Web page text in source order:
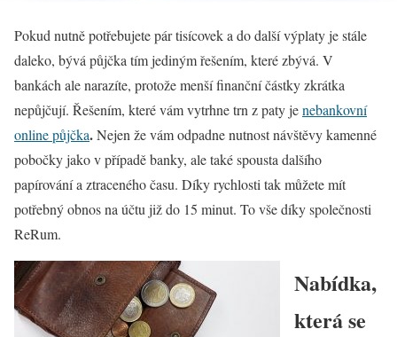
Pokud nutně potřebujete pár tisícovek a do další výplaty je stále
daleko, bývá půjčka tím jediným řešením, které zbývá. V
bankách ale narazíte, protože menší finanční částky zkrátka
nepůjčují. Řešením, které vám vytrhne trn z paty jenebankovní
online půjčka.Nejen že vám odpadne nutnost návštěvy kamenné
pobočky jako v případě banky, ale také spousta dalšího
papírování a ztraceného času. Díky rychlosti tak můžete mít
potřebný obnos na účtu již do 15 minut. To vše díky společnosti
ReRum.
Nabídka,
která se